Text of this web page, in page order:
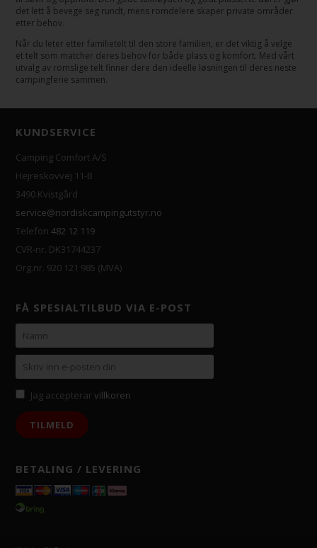
det lett å bevege seg rundt, mens romdelere skaper private områder
etter behov.
Når du leter etter familietelt til den store familien, er det viktig å velge
et telt som matcher deres behov for både plass og komfort. Med vårt
utvalg av romslige telt finner dere den ideelle løsningen til deres neste
campingferie sammen.
KUNDSERVICE
Camping Comfort A/S
Hejreskovvej 11-B
3490 Kvistgård
service@nordiskcampingutstyr.no
Telefon482 12 119
CVR-nr. DK31744237
Org.nr. 920 121 985 (MVA)
FÅ SPESIALTILBUD VIA E-POST
Jag accepterarvillkoren
BETALING / LEVERING